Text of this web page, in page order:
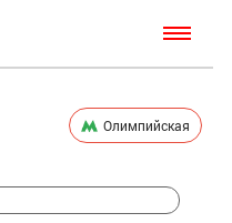
Олимпийская